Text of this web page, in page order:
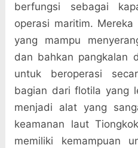
berfungsi sebagai
operasi maritim.
yang mampu
dan bahkan pangkalan
untuk beroperasi
bagian dari flotila yang
menjadi alat yang
keamanan laut
memiliki kemampuan